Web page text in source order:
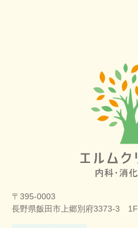
〒395-0003
長野県飯田市上郷別府3373-3 1F